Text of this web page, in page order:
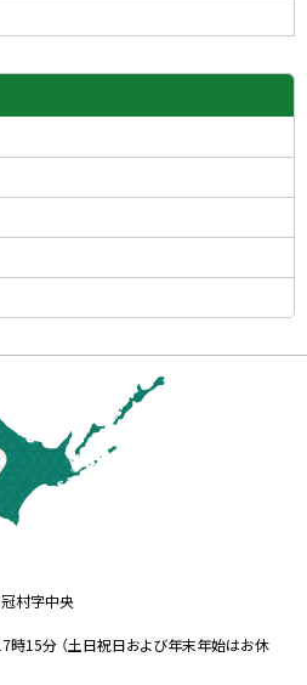
村字中央
時15分 （土日祝日および年末年始はお休